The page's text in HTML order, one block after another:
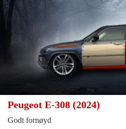
Peugeot E-308 (2024)
Godt fornøyd